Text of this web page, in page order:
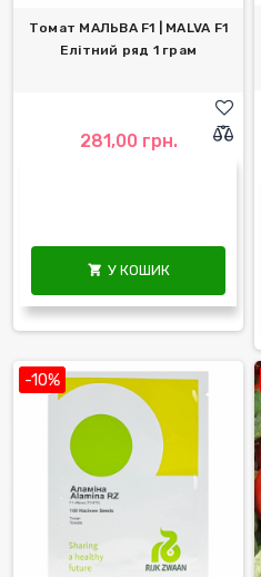
Томат МАЛЬВА F1 | MALVA F1
Елітний ряд 1 грам
281,00 грн.
 У КОШИК
-10%